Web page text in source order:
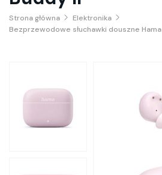
Strona główna
Elektronika
Bezprzewodowe słuchawki douszne